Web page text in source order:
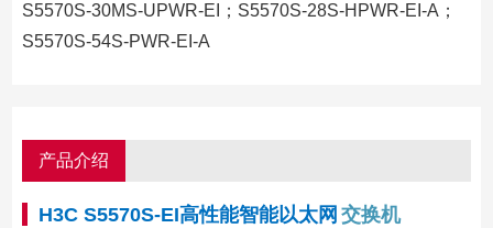
S5570S-30MS-UPWR-EI；S5570S-28S-HPWR-EI-A；
S5570S-54S-PWR-EI-A
产品介绍
H3C S5570S-EI高性能智能以太网 交换机